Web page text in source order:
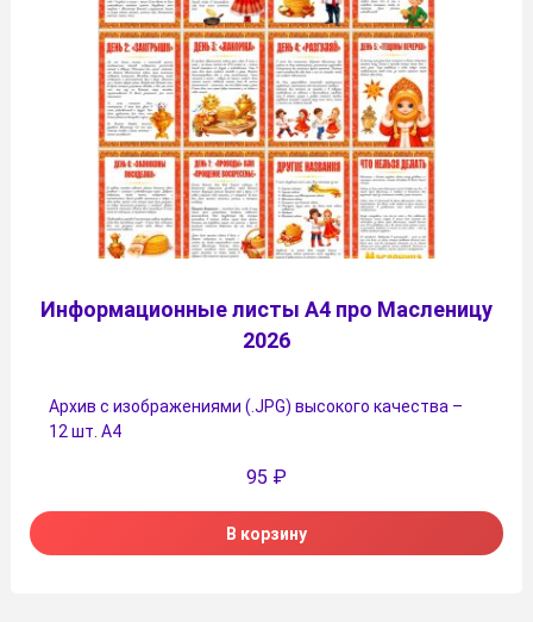
Информационные листы А4 про Масленицу
2026
Архив с изображениями (.JPG) высокого качества –
12 шт. А4
95 ₽
В корзину